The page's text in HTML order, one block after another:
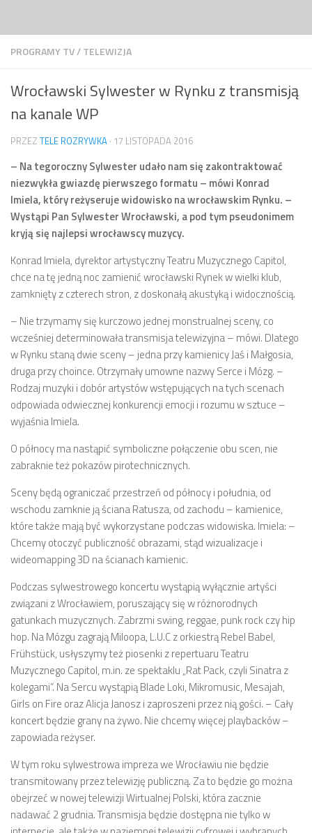
PROGRAMY TV/TELEWIZJA
Wrocławski Sylwester w Rynku z transmisją
na kanale WP
PRZEZ TELE ROZRYWKA · 17 LISTOPADA 2016
– Na tegoroczny Sylwester udało nam się zakontraktować
niezwykła gwiazdę pierwszego formatu – mówi Konrad
Imiela, który reżyseruje widowisko na wrocławskim Rynku. –
Wystąpi Pan Sylwester Wrocławski, a pod tym pseudonimem
kryją się najlepsi wrocławscy muzycy.
Konrad Imiela, dyrektor artystyczny Teatru Muzycznego Capitol,
chce na tę jedną noc zamienić wrocławski Rynek w wielki klub,
zamknięty z czterech stron, z doskonałą akustyką i widocznością.
– Nie trzymamy się kurczowo jednej monstrualnej sceny, co
wcześniej determinowała transmisja telewizyjna – mówi. Dlatego
w Rynku staną dwie sceny – jedna przy kamienicy Jaś i Małgosia,
druga przy choince. Otrzymały umowne nazwy Serce i Mózg. –
Rodzaj muzyki i dobór artystów wstępujących na tych scenach
odpowiada odwiecznej konkurencji emocji i rozumu w sztuce –
wyjaśnia Imiela.
O północy ma nastąpić symboliczne połączenie obu scen, nie
zabraknie też pokazów pirotechnicznych.
Sceny będą ograniczać przestrzeń od północy i południa, od
wschodu zamknie ją ściana Ratusza, od zachodu – kamienice,
które także mają być wykorzystane podczas widowiska. Imiela: –
Chcemy otoczyć publiczność obrazami, stąd wizualizacje i
wideomapping 3D na ścianach kamienic.
Podczas sylwestrowego koncertu wystąpią wyłącznie artyści
związani z Wrocławiem, poruszający się w różnorodnych
gatunkach muzycznych. Zabrzmi swing, reggae, punk rock czy hip
hop. Na Mózgu zagrają Miloopa, L.U.C z orkiestrą Rebel Babel,
Frühstück, usłyszymy też piosenki z repertuaru Teatru
Muzycznego Capitol, m.in. ze spektaklu „Rat Pack, czyli Sinatra z
kolegami”. Na Sercu wystąpią Blade Loki, Mikromusic, Mesajah,
Girls on Fire oraz Alicja Janosz i zaproszeni przez nią gości. – Cały
koncert będzie grany na żywo. Nie chcemy więcej playbacków –
zapowiada reżyser.
W tym roku sylwestrowa impreza we Wrocławiu nie będzie
transmitowany przez telewizję publiczną. Za to będzie go można
obejrzeć w nowej telewizji Wirtualnej Polski, która zacznie
nadawać 2 grudnia. Transmisja będzie dostępna nie tylko w